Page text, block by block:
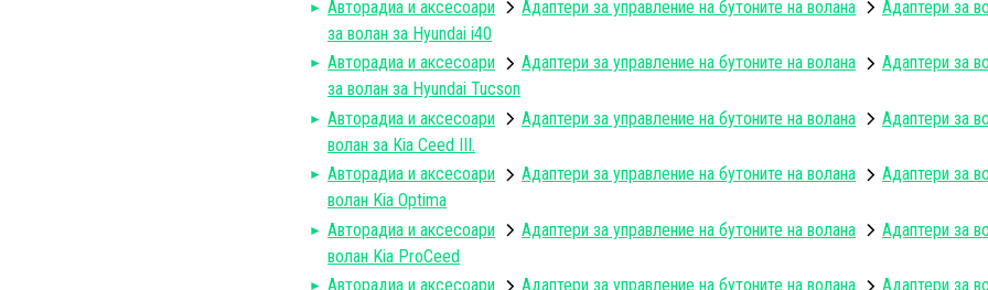
Авторадиa и аксесоари
Адаптери за управление на бутоните на волана Адаптери за
за волан за Hyundai i40
Авторадиa и аксесоари
Адаптери за управление на бутоните на волана Адаптери за
за волан за Hyundai Tucson
Авторадиa и аксесоари
Адаптери за управление на бутоните на волана Адаптери за
волан за Kia Ceed III.
Авторадиa и аксесоари
Адаптери за управление на бутоните на волана Адаптери за
волан Kia Optima
Авторадиa и аксесоари
Адаптери за управление на бутоните на волана Адаптери за
волан Kia ProCeed
Авторадиa и аксесоари
Адаптери за управление на бутоните на волана Адаптери за